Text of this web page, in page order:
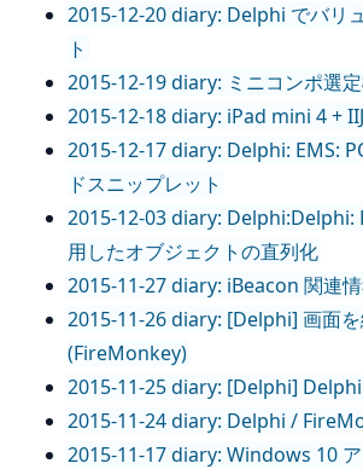
2015-12-20 diary: Delphi でバリ
ト
2015-12-19 diary: ミニコンポ選
2015-12-18 diary: iPad mini 4 +
2015-12-17 diary: Delphi: EMS:
ドスニップレット
2015-12-03 diary: Delphi:Delphi:
用したオブジェクトの直列化
2015-11-27 diary: iBeacon 関連
2015-11-26 diary: [Delphi] 画面
(FireMonkey)
2015-11-25 diary: [Delphi]
2015-11-24 diary: Delphi /
2015-11-17 diary: Windows 10 ア